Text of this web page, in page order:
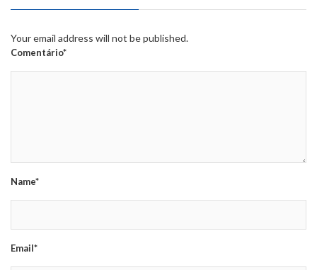
Your email address will not be published.
Comentário*
Name*
Email*